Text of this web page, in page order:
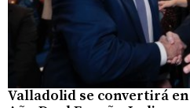
Valladolid se convertirá